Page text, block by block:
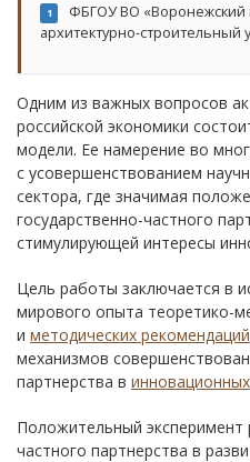
1
ФБГОУ ВО «Воронежский
архитектурно-строительный
Одним из важных вопросов
российской экономики
модели. Ее намерение во
с усовершенствованием
сектора, где значимая
государственно-частного
стимулирующей интересы
Цель работы заключается в
мирового опыта теоретико-
и методических рекомендаций
механизмов
партнерства в
Положительный эксперимент
частного партнерства в